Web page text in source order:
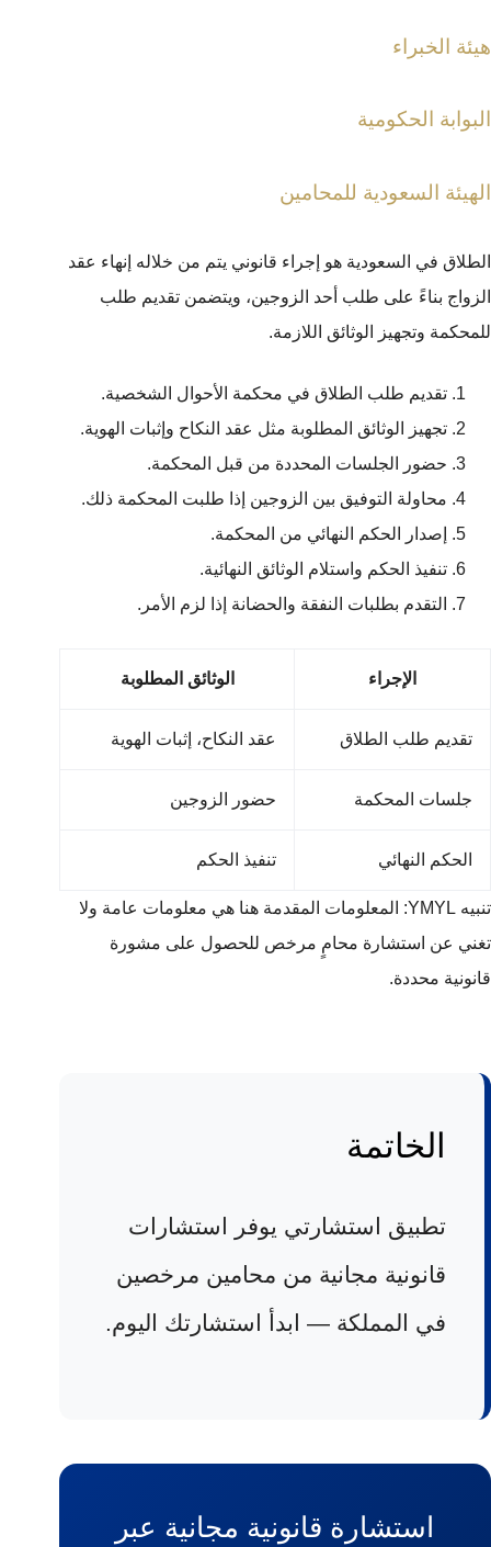
هيئة الخبراء
البوابة الحكومية
الهيئة السعودية للمحامين
الطلاق في السعودية هو إجراء قانوني يتم من خلاله إنهاء عقد
الزواج بناءً على طلب أحد الزوجين، ويتضمن تقديم طلب
للمحكمة وتجهيز الوثائق اللازمة.
تقديم طلب الطلاق في محكمة الأحوال الشخصية.
تجهيز الوثائق المطلوبة مثل عقد النكاح وإثبات الهوية.
حضور الجلسات المحددة من قبل المحكمة.
محاولة التوفيق بين الزوجين إذا طلبت المحكمة ذلك.
إصدار الحكم النهائي من المحكمة.
تنفيذ الحكم واستلام الوثائق النهائية.
التقدم بطلبات النفقة والحضانة إذا لزم الأمر.
الإجراء الوثائق المطلوبة
تقديم طلب الطلاق عقد النكاح، إثبات الهوية
جلسات المحكمة حضور الزوجين
الحكم النهائي تنفيذ الحكم
تنبيه YMYL: المعلومات المقدمة هنا هي معلومات عامة ولا
تغني عن استشارة محامٍ مرخص للحصول على مشورة
قانونية محددة.
الخاتمة
تطبيق استشارتي يوفر استشارات
قانونية مجانية من محامين مرخصين
في المملكة — ابدأ استشارتك اليوم.
استشارة قانونية مجانية عبر